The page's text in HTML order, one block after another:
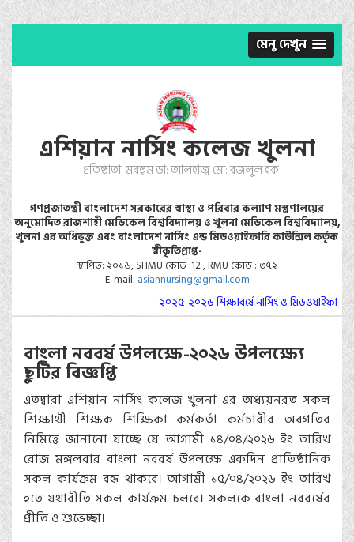
মেনু দেখুন
এশিয়ান নার্সিং কলেজ খুলনা
প্রতিষ্ঠাতা: মরহুম ডা: আলহাজ্ব মো: বজলুল হক
গণপ্রজাতন্ত্রী বাংলাদেশ সরকারের স্বাস্থ্য ও পরিবার কল্যাণ মস্ত্রণালয়ের
অনুমোদিত রাজশাহী মেডিকেল বিশ্ববিদ্যালয় ও খুলনা মেডিকেল বিশ্ববিদ্যালয়,
খুলনা এর অধিভুক্ত এবং বাংলাদেশ নার্সিং এন্ড মিডওয়াইফারি কাউন্সিল কর্তৃক
স্বীকৃতিপ্রাপ্ত-
স্থাপিত: ২০১৬, SHMU কোড :12 , RMU কোড : ৩৭২
E-mail: asiannursing@gmail.com
২০২৫-২০২৬ শিক্ষাবর্ষে নার্সিং ও
বাংলা নববর্ষ উপলক্ষে-২০২৬ উপলক্ষ্যে
ছুটির বিজ্ঞপ্তি
এতদ্বারা এশিয়ান নার্সিং কলেজ খুলনা এর অধ্যয়নরত সকল
শিক্ষার্থী শিক্ষক শিক্ষিকা কর্মকর্তা কর্মচারীর অবগতির
নিমিত্তে জানানো যাচ্ছে যে আগামী ১৪/০৪/২০২৬ ইং তারিখ
রোজ মঙ্গলবার বাংলা নববর্ষ উপলক্ষে একদিন প্রাতিষ্ঠানিক
সকল কার্যক্রম বন্ধ থাকবে। আগামী ১৫/০৪/২০২৬ ইং তারিখ
হতে যথারীতি সকল কার্যক্রম চলবে। সকলকে বাংলা নববর্ষের
প্রীতি ও শুভেচ্ছা।